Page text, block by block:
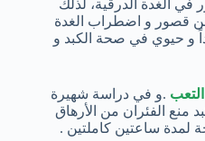
الغدة الدرقية، لذلك
من قصور و اضطراب الغدة
و حيوي في صحة الكبد و
.و في دراسة شهيرة
منع الفئران من الأرهاق
لمدة ساعتين كاملتين .